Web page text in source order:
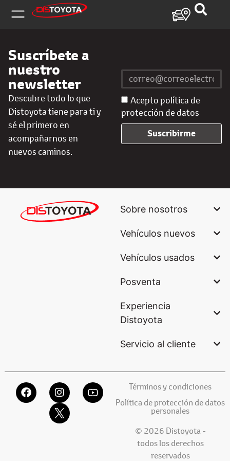
Suscríbete a
nuestro
newsletter
Descubre todo lo que
Distoyota tiene para ti y
sé el primero en
acompañarnos en
nuevos caminos.
Acepto política de
protección de datos
Suscribirme
Sobre nosotros
Vehículos nuevos
Vehículos usados
Posventa
Experiencia
Distoyota
Servicio al cliente
Términos y condiciones
Política de protección de datos
personales
© 2026 Distoyota -
todos los derechos
reservados